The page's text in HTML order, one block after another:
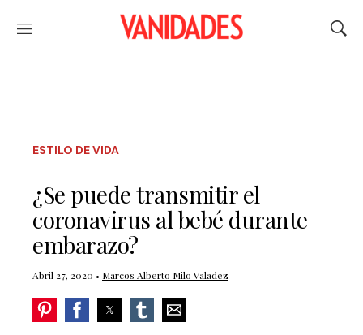
Menú
ESTILO DE VIDA
¿Se puede transmitir el
coronavirus al bebé durante
embarazo?
Abril 27, 2020 • Marcos Alberto Milo Valadez